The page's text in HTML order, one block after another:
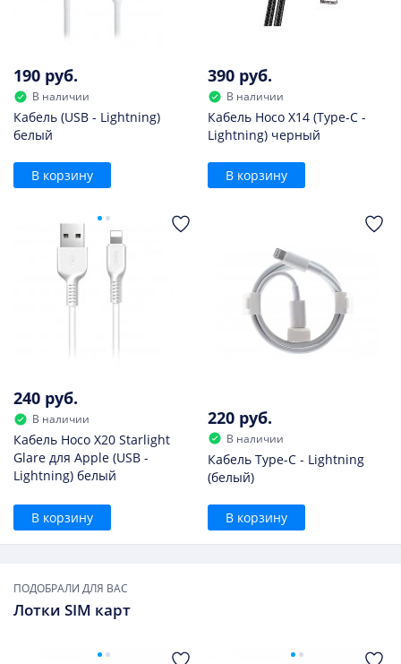
190 руб.
В наличии
Кабель (USB - Lightning)
белый
В корзину
390 руб.
В наличии
Кабель Hoco X14 (Type-C -
Lightning) черный
В корзину
240 руб.
В наличии
Кабель Hoco X20 Starlight
Glare для Apple (USB -
Lightning) белый
В корзину
220 руб.
В наличии
Кабель Type-C - Lightning
(белый)
В корзину
ПОДОБРАЛИ ДЛЯ ВАС
Лотки SIM карт